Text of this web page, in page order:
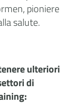
pioniere
salute.
ulteriori
di